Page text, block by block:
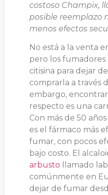
costoso Champix,
posible reemplazo
menos efectos
No está a la venta
pero los
citisina para dejar
comprarla a través
embargo,
respecto es una
Con más de 50
es el fármaco más
fumar, con pocos
bajo costo. El
arbusto llamado
comúnmente en
dejar de fumar